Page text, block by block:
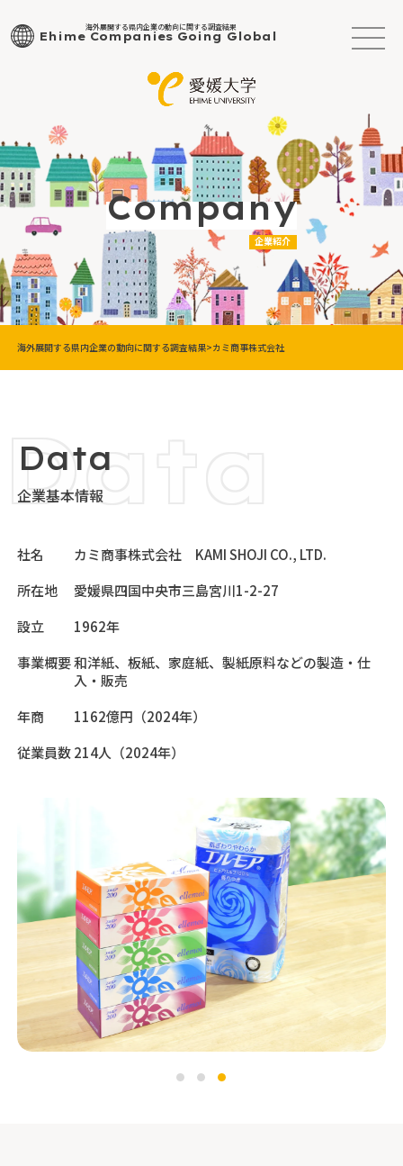
海外展開する県内企業の動向に関する調査結果
Ehime Companies Going Global
企業紹介
海外展開する県内企業の動向に関する調査結果 カミ商事株式会社
企業基本情報
社名
カミ商事株式会社 KAMI SHOJI CO., LTD.
所在地
愛媛県四国中央市三島宮川1-2-27
設立
1962年
事業概要和洋紙、板紙、家庭紙、製紙原料などの製造・仕
入・販売
年商
1162億円（2024年）
従業員数214人（2024年）